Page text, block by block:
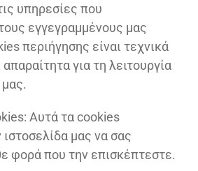
υπηρεσίες που
εγγεγραμμένους μας
περιήγησης είναι τεχνικά
για τη λειτουργία
Αυτά τα cookies
μας να σας
φορά που την επισκέπτεστε.